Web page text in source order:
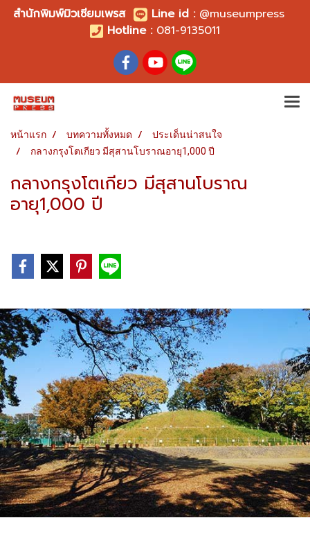
สำนักพิมพ์มิวเซียมเพรส Line id : @museumpress
Hotline :081-9135011
หน้าแรก บทความทั้งหมด
ประเด็นน่าสนใจ
กลางกรุงโตเกียว มีสุสานโบราณอายุ1,000 ปี
กลางกรุงโตเกียว มีสุสานโบราณ
อายุ1,000 ปี